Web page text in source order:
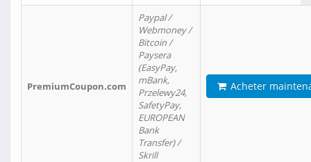
PremiumCoupon.com
Paypal /
Webmoney /
Bitcoin /
Paysera
(EasyPay,
mBank,
Przelewy24,
SafetyPay,
EUROPEAN
Bank
Transfer) /
Skrill
Acheter